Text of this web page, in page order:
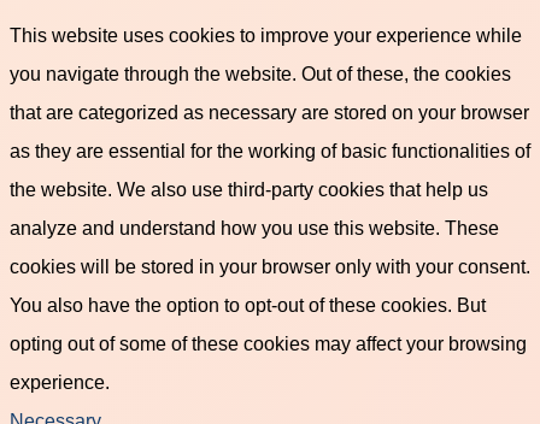
This website uses cookies to improve your experience while
you navigate through the website. Out of these, the cookies
that are categorized as necessary are stored on your browser
as they are essential for the working of basic functionalities of
the website. We also use third-party cookies that help us
analyze and understand how you use this website. These
cookies will be stored in your browser only with your consent.
You also have the option to opt-out of these cookies. But
opting out of some of these cookies may affect your browsing
experience.